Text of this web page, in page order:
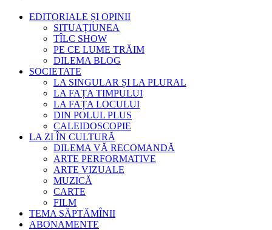
EDITORIALE ȘI OPINII
SITUAȚIUNEA
TÎLC SHOW
PE CE LUME TRĂIM
DILEMA BLOG
SOCIETATE
LA SINGULAR ȘI LA PLURAL
LA FAȚA TIMPULUI
LA FAȚA LOCULUI
DIN POLUL PLUS
CALEIDOSCOPIE
LA ZI ÎN CULTURĂ
DILEMA VĂ RECOMANDĂ
ARTE PERFORMATIVE
ARTE VIZUALE
MUZICĂ
CARTE
FILM
TEMA SĂPTĂMÎNII
ABONAMENTE